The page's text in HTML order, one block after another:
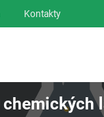
Kontakty
chemických